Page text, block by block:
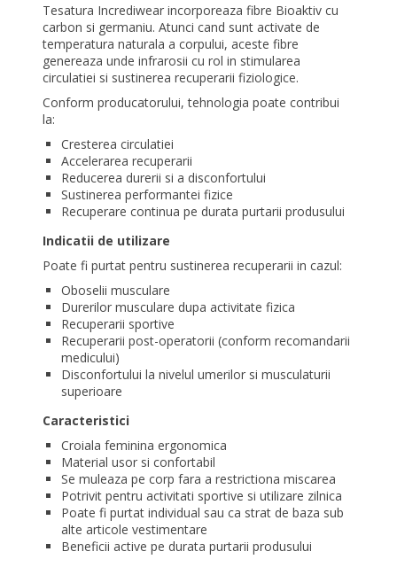
Tesatura Incrediwear incorporeaza fibre Bioaktiv cu
carbon si germaniu. Atunci cand sunt activate de
temperatura naturala a corpului, aceste fibre
genereaza unde infrarosii cu rol in stimularea
circulatiei si sustinerea recuperarii fiziologice.
Conform producatorului, tehnologia poate contribui
la:
Cresterea circulatiei
Accelerarea recuperarii
Reducerea durerii si a disconfortului
Sustinerea performantei fizice
Recuperare continua pe durata purtarii produsului
Indicatii de utilizare
Poate fi purtat pentru sustinerea recuperarii in cazul:
Oboselii musculare
Durerilor musculare dupa activitate fizica
Recuperarii sportive
Recuperarii post-operatorii (conform recomandarii
medicului)
Disconfortului la nivelul umerilor si musculaturii
superioare
Caracteristici
Croiala feminina ergonomica
Material usor si confortabil
Se muleaza pe corp fara a restrictiona miscarea
Potrivit pentru activitati sportive si utilizare zilnica
Poate fi purtat individual sau ca strat de baza sub
alte articole vestimentare
Beneficii active pe durata purtarii produsului